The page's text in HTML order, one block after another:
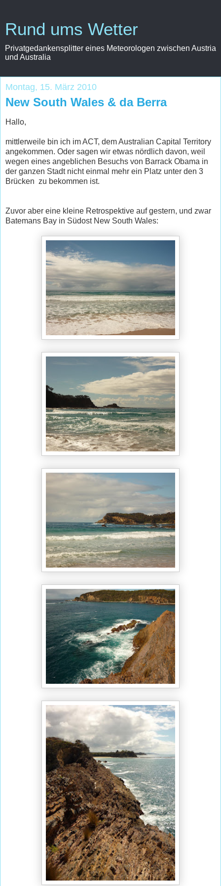
Rund ums Wetter
Privatgedankensplitter eines Meteorologen zwischen Austria
und Australia
Montag, 15. März 2010
New South Wales & da Berra
Hallo,
mittlerweile bin ich im ACT, dem Australian Capital Territory
angekommen. Oder sagen wir etwas nördlich davon, weil
wegen eines angeblichen Besuchs von Barrack Obama in
der ganzen Stadt nicht einmal mehr ein Platz unter den 3
Brücken zu bekommen ist.
Zuvor aber eine kleine Retrospektive auf gestern, und zwar
Batemans Bay in Südost New South Wales: